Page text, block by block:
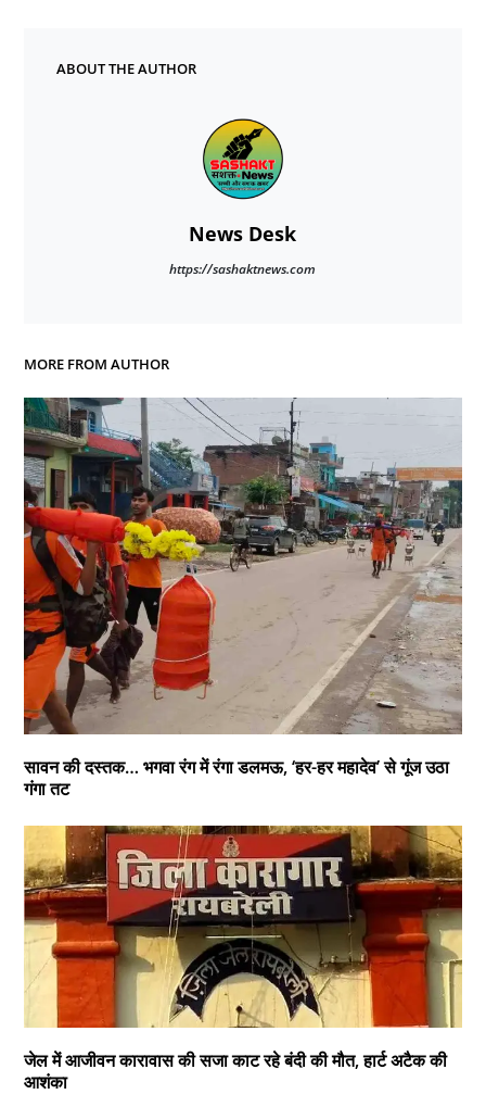
ABOUT THE AUTHOR
News Desk
https://sashaktnews.com
MORE FROM AUTHOR
सावन की दस्तक… भगवा रंग में रंगा डलमऊ, ‘हर-हर महादेव’ से गूंज उठा
गंगा तट
जेल में आजीवन कारावास की सजा काट रहे बंदी की मौत, हार्ट अटैक की
आशंका